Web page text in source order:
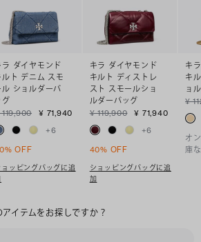
ラ ダイヤモンド
ルト デニム スモ
ル ショルダーバ
グ
¥ 71,940
+6
OFF
ョッピングバッグに追
キラ ダイヤモンド
キルト ディストレ
スト スモールショ
ルダーバッグ
¥ 119,900
¥ 71,940
+6
40% OFF
ショッピングバッグに追
加
キ
キ
ョ
¥
オ
庫
アイテムをお探しですか？